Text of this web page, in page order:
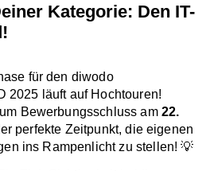
Kategorie: Den IT-
für den diwodo
2025 läuft auf Hochtouren!
Bewerbungsschluss am 22.
perfekte Zeitpunkt, die eigenen
ins Rampenlicht zu stellen! 💡